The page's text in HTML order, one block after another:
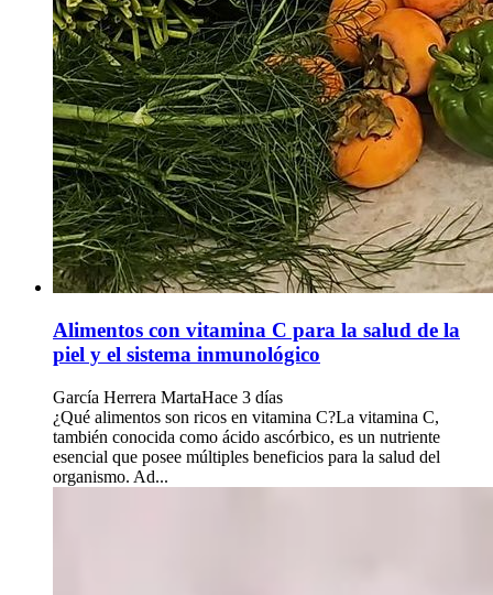
Alimentos con vitamina C para la salud de la
piel y el sistema inmunológico
García Herrera MartaHace 3 días
¿Qué alimentos son ricos en vitamina C?La vitamina C,
también conocida como ácido ascórbico, es un nutriente
esencial que posee múltiples beneficios para la salud del
organismo. Ad...